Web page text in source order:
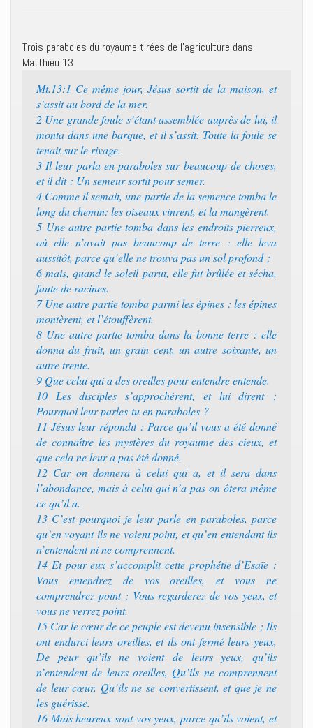
Trois paraboles du royaume tirées de l’agriculture dans
Matthieu 13
Mt.13:1 Ce même jour, Jésus sortit de la maison, et
s’assit au bord de la mer.
2 Une grande foule s’étant assemblée auprès de lui, il
monta dans une barque, et il s’assit. Toute la foule se
tenait sur le rivage.
3 Il leur parla en paraboles sur beaucoup de choses,
et il dit : Un semeur sortit pour semer.
4 Comme il semait, une partie de la semence tomba le
long du chemin: les oiseaux vinrent, et la mangèrent.
5 Une autre partie tomba dans les endroits pierreux,
où elle n’avait pas beaucoup de terre : elle leva
aussitôt, parce qu’elle ne trouva pas un sol profond ;
6 mais, quand le soleil parut, elle fut brûlée et sécha,
faute de racines.
7 Une autre partie tomba parmi les épines : les épines
montèrent, et l’étouffèrent.
8 Une autre partie tomba dans la bonne terre : elle
donna du fruit, un grain cent, un autre soixante, un
autre trente.
9 Que celui qui a des oreilles pour entendre entende.
10 Les disciples s’approchèrent, et lui dirent :
Pourquoi leur parles-tu en paraboles ?
11 Jésus leur répondit : Parce qu’il vous a été donné
de connaître les mystères du royaume des cieux, et
que cela ne leur a pas été donné.
12 Car on donnera à celui qui a, et il sera dans
l’abondance, mais à celui qui n’a pas on ôtera même
ce qu’il a.
13 C’est pourquoi je leur parle en paraboles, parce
qu’en voyant ils ne voient point, et qu’en entendant ils
n’entendent ni ne comprennent.
14 Et pour eux s’accomplit cette prophétie d’Esaïe :
Vous entendrez de vos oreilles, et vous ne
comprendrez point ; Vous regarderez de vos yeux, et
vous ne verrez point.
15 Car le cœur de ce peuple est devenu insensible ; Ils
ont endurci leurs oreilles, et ils ont fermé leurs yeux,
De peur qu’ils ne voient de leurs yeux, qu’ils
n’entendent de leurs oreilles, Qu’ils ne comprennent
de leur cœur, Qu’ils ne se convertissent, et que je ne
les guérisse.
16 Mais heureux sont vos yeux, parce qu’ils voient, et